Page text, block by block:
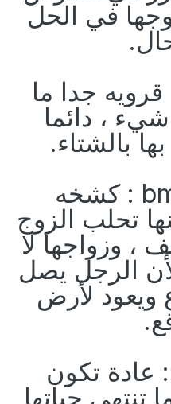
في الحل
قرويه جدا ما
، دائما
بالشتاء.
المرأة الـ bmw : كشخه
تحلب الزوج
، وزواجها لا
الرجل يصل
ويعود لأرض
: عادة تكون
تنتهي حياتها